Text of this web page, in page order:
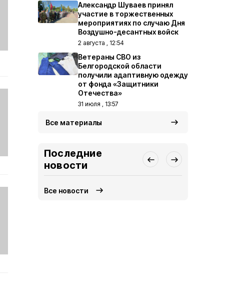
Александр Шуваев принял
участие в торжественных
мероприятиях по случаю Дня
Воздушно-десантных войск
2 августа , 12:54
Ветераны СВО из
Белгородской области
получили адаптивную одежду
от фонда «Защитники
Отечества»
31 июля , 13:57
Все материалы
Последние
новости
Все новости